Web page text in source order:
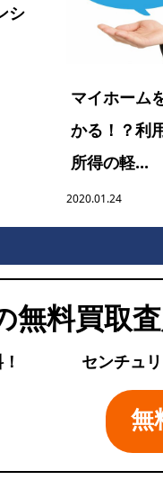
シ
マイホーム
かる！？利
所得の軽...
2020.01.24
無料買取
センチュ
無